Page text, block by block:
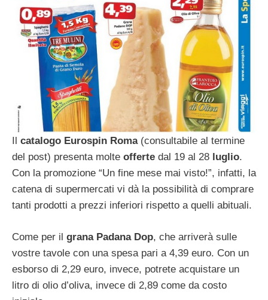
Il catalogo Eurospin Roma(consultabile al termine
del post) presenta molte offerte dal 19 al 28 luglio.
Con la promozione “Un fine mese mai visto!”, infatti, la
catena di supermercati vi dà la possibilità di comprare
tanti prodotti a prezzi inferiori rispetto a quelli abituali.
Come per il grana Padana Dop, che arriverà sulle
vostre tavole con una spesa pari a 4,39 euro. Con un
esborso di 2,29 euro, invece, potrete acquistare un
litro di olio d’oliva, invece di 2,89 come da costo